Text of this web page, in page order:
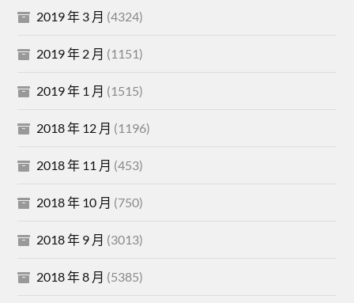
2019 年 3 月 (4324)
2019 年 2 月 (1151)
2019 年 1 月 (1515)
2018 年 12 月 (1196)
2018 年 11 月 (453)
2018 年 10 月 (750)
2018 年 9 月 (3013)
2018 年 8 月 (5385)